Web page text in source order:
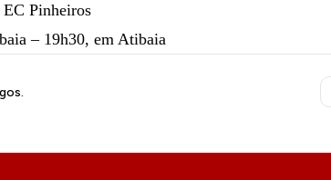
Pinheiros
– 19h30, em Atibaia